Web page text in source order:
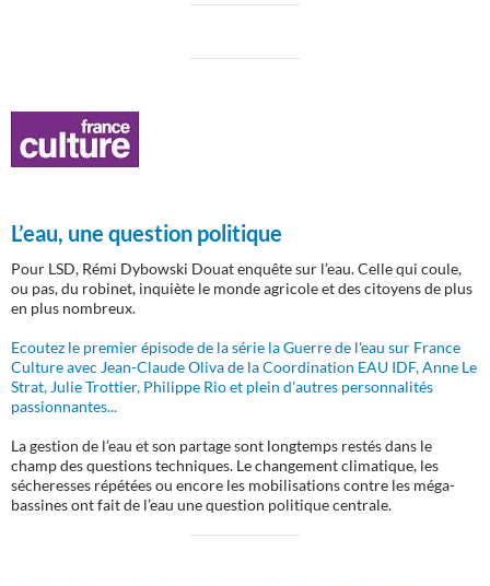
L’eau, une question politique
Pour LSD, Rémi Dybowski Douat enquête sur l’eau. Celle qui coule,
ou pas, du robinet, inquiète le monde agricole et des citoyens de plus
en plus nombreux.
Ecoutez le premier épisode de la série la Guerre de l'eau sur France
Culture avec Jean-Claude Oliva de la Coordination EAU IDF, Anne Le
Strat, Julie Trottier, Philippe Rio et plein d'autres personnalités
passionnantes...
La gestion de l’eau et son partage sont longtemps restés dans le
champ des questions techniques. Le changement climatique, les
sécheresses répétées ou encore les mobilisations contre les méga-
bassines ont fait de l’eau une question politique centrale.